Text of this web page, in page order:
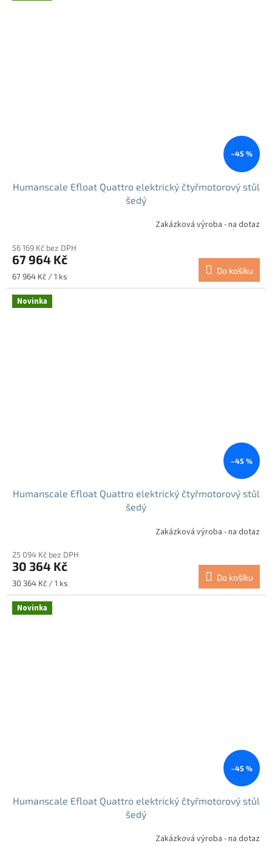
–45 %
Humanscale Efloat Quattro elektrický čtyřmotorový stůl
šedý
Zakázková výroba - na dotaz
56 169 Kč bez DPH
67 964 Kč
Měrná
cena:
67 964 Kč / 1 ks
Do košíku
Novinka
–45 %
Humanscale Efloat Quattro elektrický čtyřmotorový stůl
šedý
Zakázková výroba - na dotaz
25 094 Kč bez DPH
30 364 Kč
Měrná
cena:
30 364 Kč / 1 ks
Do košíku
Novinka
–45 %
Humanscale Efloat Quattro elektrický čtyřmotorový stůl
šedý
Zakázková výroba - na dotaz